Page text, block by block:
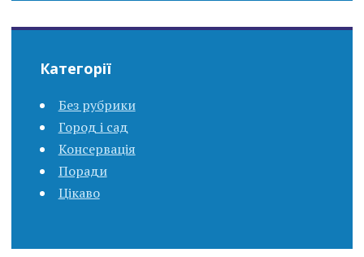
Категорії
Без рубрики
Город і сад
Консервація
Поради
Цікаво